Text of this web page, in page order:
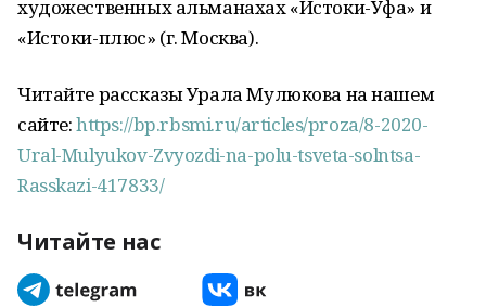
художественных альманахах «Истоки-Уфа» и
«Истоки-плюс» (г. Москва).
Читайте рассказы Урала Мулюкова на нашем
сайте:https://bp.rbsmi.ru/articles/proza/8-2020-
Ural-Mulyukov-Zvyozdi-na-polu-tsveta-solntsa-
Rasskazi-417833/
Читайте нас